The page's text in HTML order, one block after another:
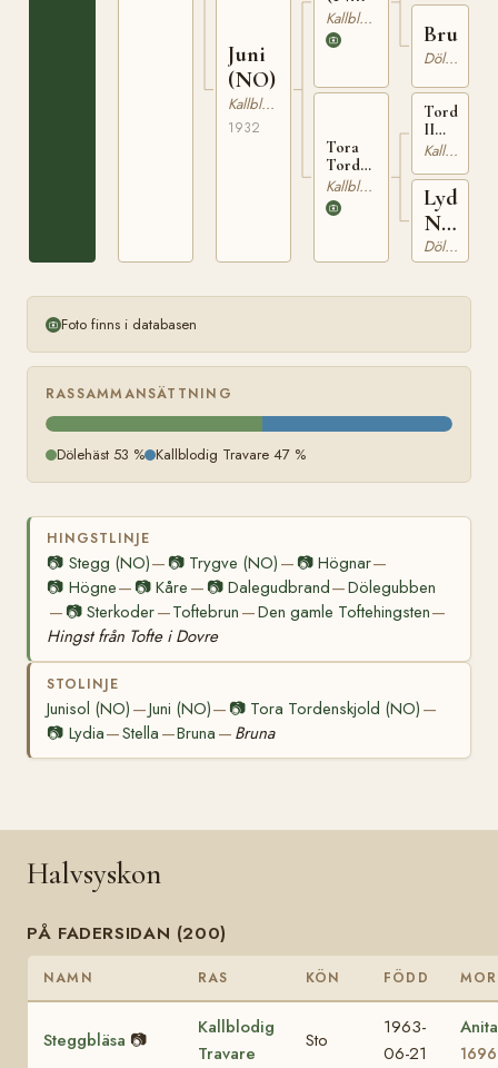
Juni
(NO)
Kallblodig Travare
1932
T-64Kallblodig Travare
Tora
Tordenskjold
(NO)
T-188
Kallblodig Travare
Dölehäst
II
(NO)Kallblodig Travare
Lydia
N
3639
Dölehäst
Foto finns i databasen
RASSAMMANSÄTTNING
Dölehäst 53 % Kallblodig Travare 47 %
HINGSTLINJE
📷 Stegg (NO)— 📷 Trygve (NO) — 📷 Högnar—
📷 Högne— 📷Kåre — 📷 Dalegudbrand—Dölegubben
— 📷Sterkoder—Toftebrun —Den gamle Toftehingsten—
Hingst från Tofte i Dovre
STOLINJE
Junisol (NO) —Juni (NO)— 📷 Tora Tordenskjold (NO) —
📷 Lydia—Stella —Bruna — Bruna
Halvsyskon
PÅ FADERSIDAN (200)
NAMN RAS KÖN FÖDD MOR
Steggbläsa 📷
Kallblodig
Travare
Sto
1963-
06-21
1696